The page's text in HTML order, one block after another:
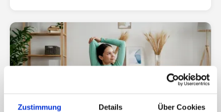
Zustimmung Details Über Cookies